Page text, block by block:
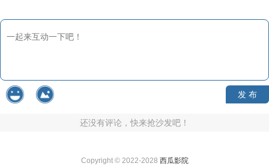
发 布
还没有评论，快来抢沙发吧！
Copyright © 2022-2028 西瓜影院